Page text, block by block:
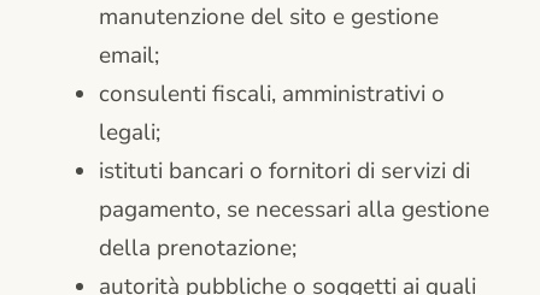
manutenzione del sito e gestione
email;
consulenti fiscali, amministrativi o
legali;
istituti bancari o fornitori di servizi di
pagamento, se necessari alla gestione
della prenotazione;
autorità pubbliche o soggetti ai quali